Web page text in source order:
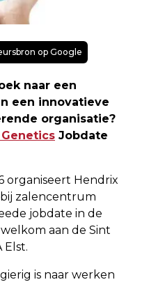
op Google
naar een
een innovatieve
organisatie?
Jobdate
organiseert Hendrix
zalencentrum
jobdate in de
aan de Sint
Elst.
is naar werken